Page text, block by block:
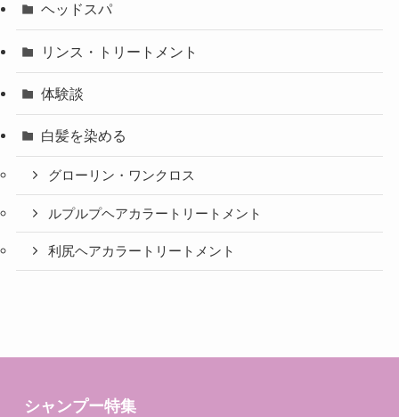
ヘッドスパ
リンス・トリートメント
体験談
白髪を染める
グローリン・ワンクロス
ルプルプヘアカラートリートメント
利尻ヘアカラートリートメント
シャンプー特集